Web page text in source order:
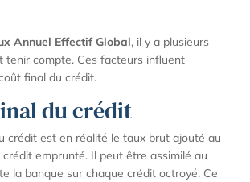
Annuel Effectif Global, il y a plusieurs
tenir compte. Ces facteurs influent
final du crédit.
du crédit
crédit est en réalité le taux brut ajouté au
emprunté. Il peut être assimilé au
la banque sur chaque crédit octroyé. Ce